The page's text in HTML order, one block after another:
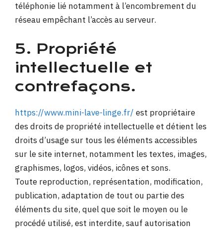
téléphonie lié notamment à l’encombrement du
réseau empêchant l’accès au serveur.
5. Propriété
intellectuelle et
contrefaçons.
https://www.mini-lave-linge.fr/ est propriétaire
des droits de propriété intellectuelle et détient les
droits d’usage sur tous les éléments accessibles
sur le site internet, notamment les textes, images,
graphismes, logos, vidéos, icônes et sons.
Toute reproduction, représentation, modification,
publication, adaptation de tout ou partie des
éléments du site, quel que soit le moyen ou le
procédé utilisé, est interdite, sauf autorisation